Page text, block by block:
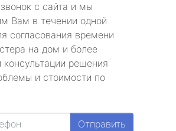
с сайта и мы
Вам в течении одной
согласования времени
на дом и более
консультации решения
и стоимости по
Отправить